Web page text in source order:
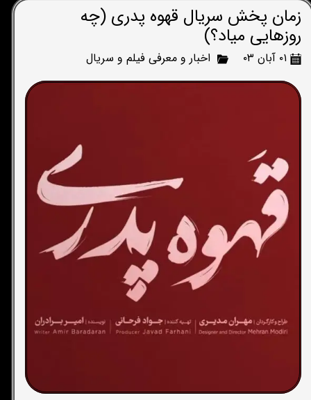
زمان پخش سریال قهوه پدری (چه
روزهایی میاد؟)
۰۱ آبان ۰۳ اخبار و معرفی فیلم و سریال